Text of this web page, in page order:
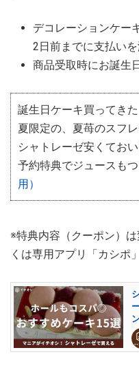
デコレーションケー
2日前までに支払い
商品受取時にお誕生
誕生日ケーキ買ってきた
夏限定の、夏苺のスフ
シャトレーゼ安くてお
予約特典でジュースも
用）
※特典内容（クーポン）
くは専用アプリ「カシポ